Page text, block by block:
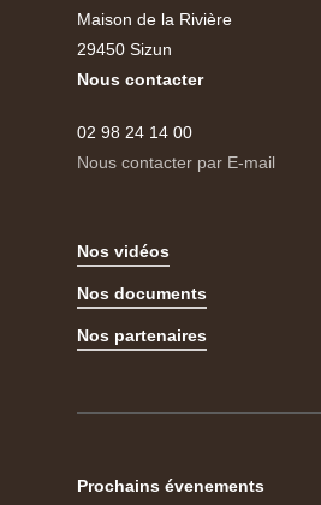
Maison de la Rivière
29450 Sizun
Nous contacter
02 98 24 14 00
Nous contacter par E-mail
Nos vidéos
Nos documents
Nos partenaires
Prochains évenements